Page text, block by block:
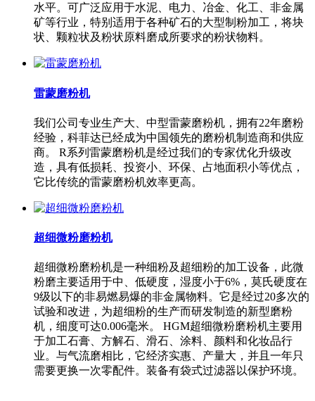
水平。可广泛应用于水泥、电力、冶金、化工、非金属
矿等行业，特别适用于各种矿石的大型制粉加工，将块
状、颗粒状及粉状原料磨成所要求的粉状物料。
雷蒙磨粉机
我们公司专业生产大、中型雷蒙磨粉机，拥有22年磨粉
经验，科菲达已经成为中国领先的磨粉机制造商和供应
商。 R系列雷蒙磨粉机是经过我们的专家优化升级改
造，具有低损耗、投资小、环保、占地面积小等优点，
它比传统的雷蒙磨粉机效率更高。
超细微粉磨粉机
超细微粉磨粉机是一种细粉及超细粉的加工设备，此微
粉磨主要适用于中、低硬度，湿度小于6%，莫氏硬度在
9级以下的非易燃易爆的非金属物料。它是经过20多次的
试验和改进，为超细粉的生产而研发制造的新型磨粉
机，细度可达0.006毫米。 HGM超细微粉磨粉机主要用
于加工石膏、方解石、滑石、涂料、颜料和化妆品行
业。与气流磨相比，它经济实惠、产量大，并且一年只
需要更换一次零配件。装备有袋式过滤器以保护环境。